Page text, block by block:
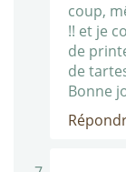
coup,
!! et je
de
de
Bonne